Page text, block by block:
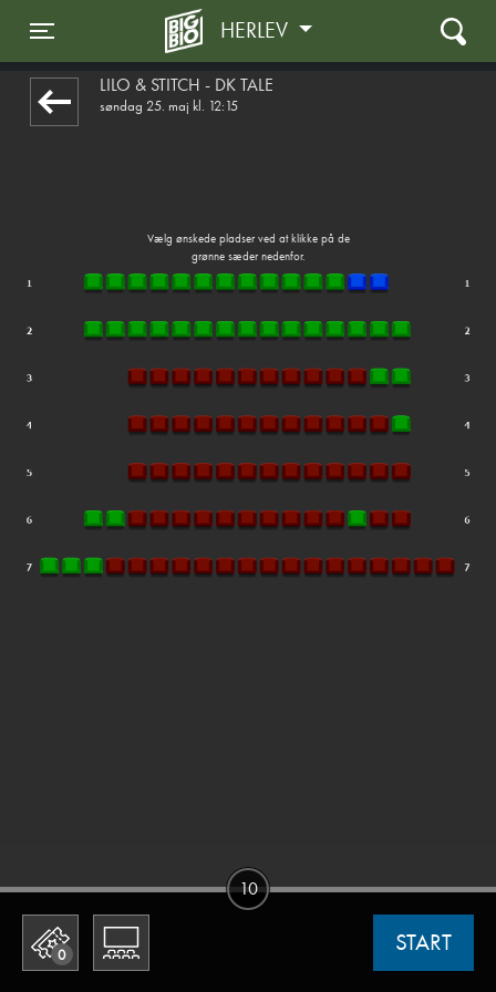
Toggle navigation
HERLEV
LILO & STITCH - DK TALE
søndag 25. maj kl. 12:15
Vælg ønskede pladser ved at klikke på de
grønne sæder nedenfor.
0 START
10
front03-cc 071627